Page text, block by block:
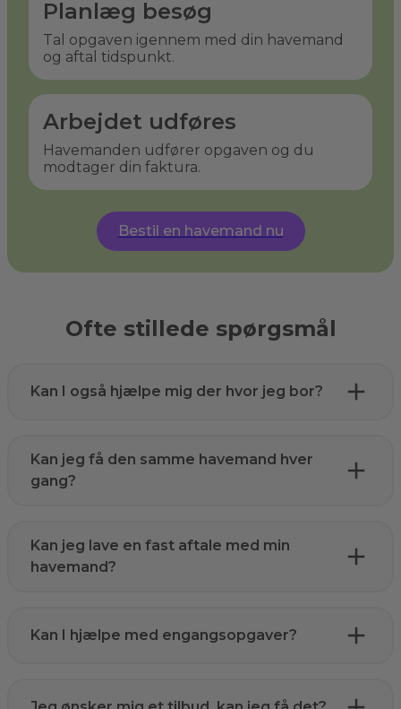
Planlæg besøg
Tal opgaven igennem med din havemand
og aftal tidspunkt.
Arbejdet udføres
Havemanden udfører opgaven og du
modtager din faktura.
Bestil en havemand nu
Ofte stillede spørgsmål
Kan I også hjælpe mig der hvor jeg bor?
Kan jeg få den samme havemand hver
gang?
Kan jeg lave en fast aftale med min
havemand?
Kan I hjælpe med engangsopgaver?